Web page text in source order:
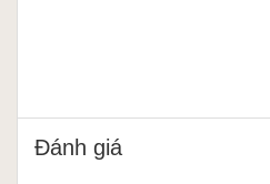
Đánh giá